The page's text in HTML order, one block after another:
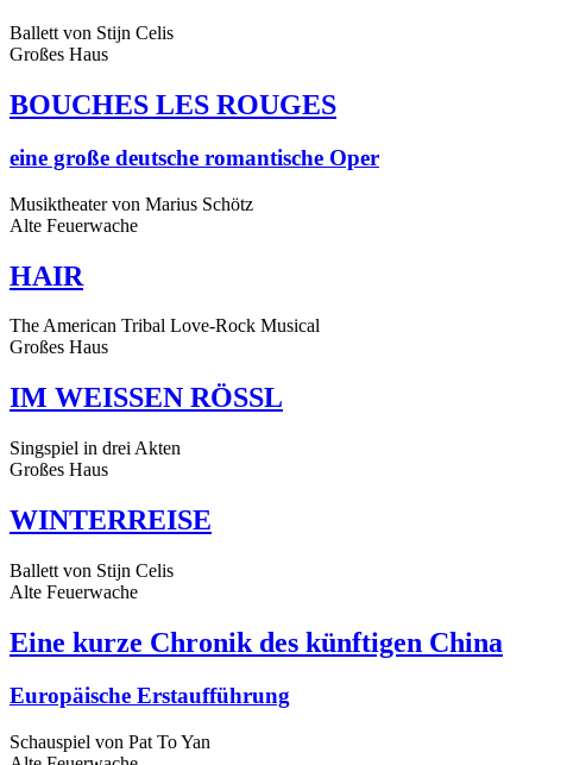
Ballett von Stijn Celis
Großes Haus
BOUCHES LES ROUGES
eine große deutsche romantische Oper
Musiktheater von Marius Schötz
Alte Feuerwache
HAIR
The American Tribal Love-Rock Musical
Großes Haus
IM WEISSEN RÖSSL
Singspiel in drei Akten
Großes Haus
WINTERREISE
Ballett von Stijn Celis
Alte Feuerwache
Eine kurze Chronik des künftigen China
Europäische Erstaufführung
Schauspiel von Pat To Yan